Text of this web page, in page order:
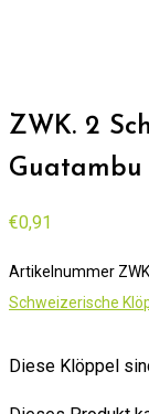
ZWK. 2
Guatambu
€0,91
Artikelnummer
Schweizerische
Diese Klöppel